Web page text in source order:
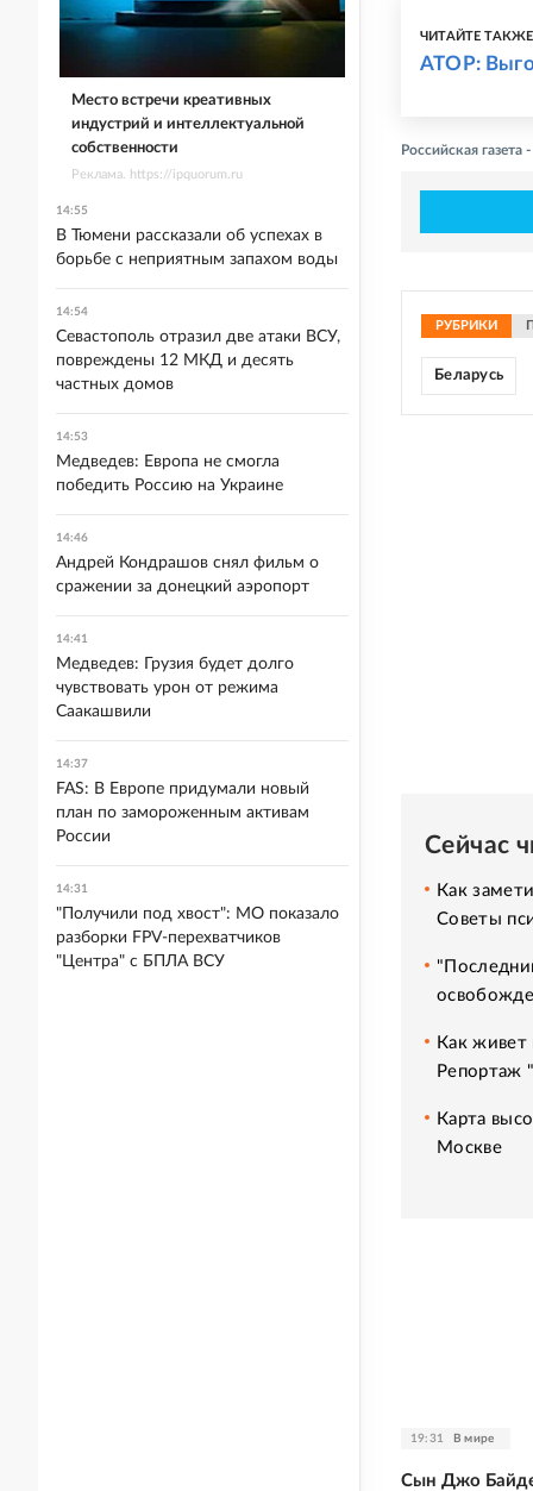
ЧИТАЙТЕ ТАКЖЕ
АТОР:
Российская
РУБРИКИ
Беларусь
Сейчас
Как
Советы
Как живет
Репортаж
Карта
Москве
19:31 В мире
Сын Джо
Место встречи креативных
индустрий и интеллектуальной
собственности
Реклама. https://ipquorum.ru
14:55
В Тюмени рассказали об успехах в
борьбе с неприятным запахом воды
14:54
Севастополь отразил две атаки ВСУ,
повреждены 12 МКД и десять
частных домов
14:53
Медведев: Европа не смогла
победить Россию на Украине
14:46
Андрей Кондрашов снял фильм о
сражении за донецкий аэропорт
14:41
Медведев: Грузия будет долго
чувствовать урон от режима
Саакашвили
14:37
FAS: В Европе придумали новый
план по замороженным активам
России
14:31
"Получили под хвост": МО показало
разборки FPV-перехватчиков
"Центра" с БПЛА ВСУ